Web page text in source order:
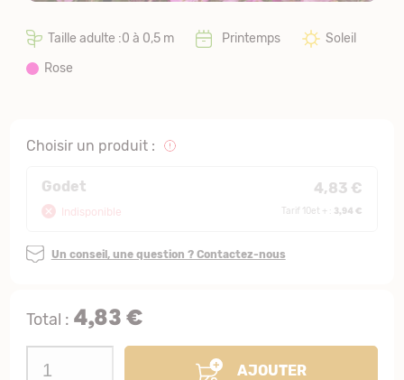
Taille adulte :0 à 0,5 m Printemps
Soleil
Rose
Choisir un produit :
Godet 4,83 €
Indisponible Tarif 10et + : 3,94 €
Un conseil, une question ? Contactez-nous
Total : 4,83 €
AJOUTER